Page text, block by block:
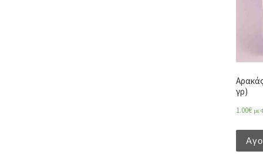
γρ)
1.00€ με